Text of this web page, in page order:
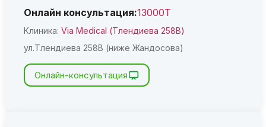
Онлайн консультация:13000Т
Клиника: Via Medical (Тлендиева 258В)
ул.Тлендиева 258В (ниже Жандосова)
Онлайн-консультация